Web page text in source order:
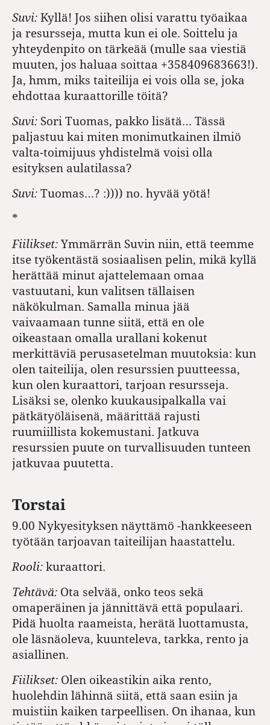
Suvi: Kyllä! Jos siihen olisi varattu työaikaa
ja resursseja, mutta kun ei ole. Soittelu ja
yhteydenpito on tärkeää (mulle saa viestiä
muuten, jos haluaa soittaa +358409683663!).
Ja, hmm, miks taiteilija ei vois olla se, joka
ehdottaa kuraattorille töitä?
Suvi: Sori Tuomas, pakko lisätä… Tässä
paljastuu kai miten monimutkainen ilmiö
valta-toimijuus yhdistelmä voisi olla
esityksen aulatilassa?
Suvi: Tuomas…? :)))) no. hyvää yötä!
*
Fiilikset: Ymmärrän Suvin niin, että teemme
itse työkentästä sosiaalisen pelin, mikä kyllä
herättää minut ajattelemaan omaa
vastuutani, kun valitsen tällaisen
näkökulman. Samalla minua jää
vaivaamaan tunne siitä, että en ole
oikeastaan omalla urallani kokenut
merkittäviä perusasetelman muutoksia: kun
olen taiteilija, olen resurssien puutteessa,
kun olen kuraattori, tarjoan resursseja.
Lisäksi se, olenko kuukausipalkalla vai
pätkätyöläisenä, määrittää rajusti
ruumiillista kokemustani. Jatkuva
resurssien puute on turvallisuuden tunteen
jatkuvaa puutetta.
Torstai
9.00 Nykyesityksen näyttämö -hankkeeseen
työtään tarjoavan taiteilijan haastattelu.
Rooli: kuraattori.
Tehtävä: Ota selvää, onko teos sekä
omaperäinen ja jännittävä että populaari.
Pidä huolta raameista, herätä luottamusta,
ole läsnäoleva, kuunteleva, tarkka, rento ja
asiallinen.
Fiilikset: Olen oikeastikin aika rento,
huolehdin lähinnä siitä, että saan esiin ja
muistiin kaiken tarpeellisen. On ihanaa, kun